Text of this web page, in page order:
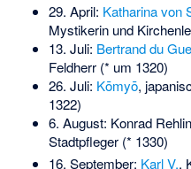
29. April: Katharina von
Mystikerin und
13. Juli: Bertrand du
Feldherr (* um 1320)
26. Juli: Kōmyō,
1322)
6. August: Konrad
Stadtpfleger (* 1330)
16. September: Karl V.,